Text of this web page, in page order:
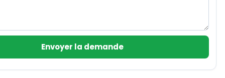
Envoyer la demande